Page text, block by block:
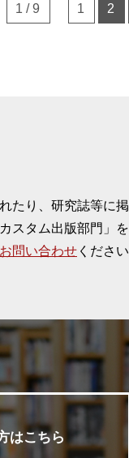
1 / 9 1 2
たり、研究誌等に
スタム出版部門」
お問い合わせ くださ
はこちら